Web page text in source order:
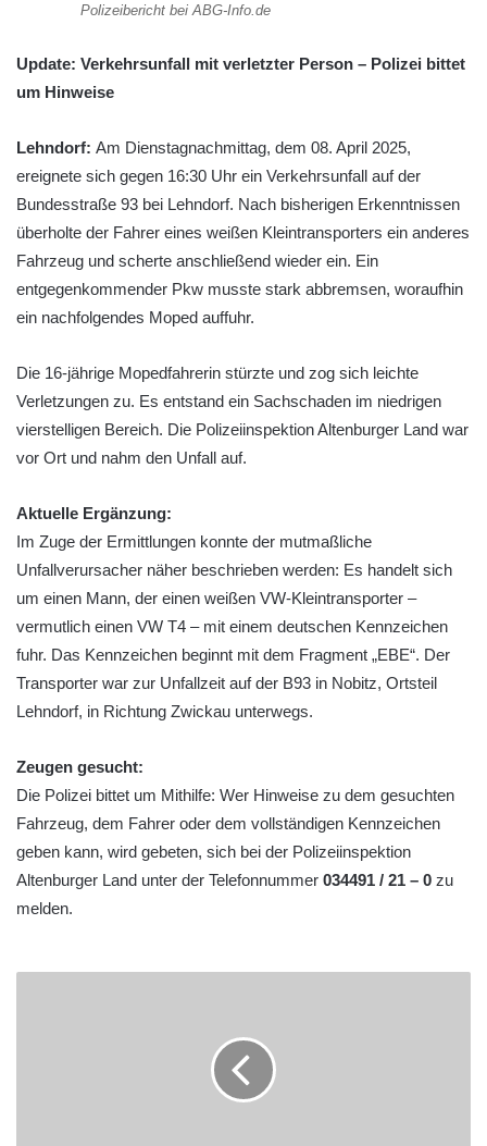
Polizeibericht bei ABG-Info.de
Update: Verkehrsunfall mit verletzter Person – Polizei bittet
um Hinweise
Lehndorf: Am Dienstagnachmittag, dem 08. April 2025,
ereignete sich gegen 16:30 Uhr ein Verkehrsunfall auf der
Bundesstraße 93 bei Lehndorf. Nach bisherigen Erkenntnissen
überholte der Fahrer eines weißen Kleintransporters ein anderes
Fahrzeug und scherte anschließend wieder ein. Ein
entgegenkommender Pkw musste stark abbremsen, woraufhin
ein nachfolgendes Moped auffuhr.
Die 16-jährige Mopedfahrerin stürzte und zog sich leichte
Verletzungen zu. Es entstand ein Sachschaden im niedrigen
vierstelligen Bereich. Die Polizeiinspektion Altenburger Land war
vor Ort und nahm den Unfall auf.
Aktuelle Ergänzung:
Im Zuge der Ermittlungen konnte der mutmaßliche
Unfallverursacher näher beschrieben werden: Es handelt sich
um einen Mann, der einen weißen VW-Kleintransporter –
vermutlich einen VW T4 – mit einem deutschen Kennzeichen
fuhr. Das Kennzeichen beginnt mit dem Fragment „EBE“. Der
Transporter war zur Unfallzeit auf der B93 in Nobitz, Ortsteil
Lehndorf, in Richtung Zwickau unterwegs.
Zeugen gesucht:
Die Polizei bittet um Mithilfe: Wer Hinweise zu dem gesuchten
Fahrzeug, dem Fahrer oder dem vollständigen Kennzeichen
geben kann, wird gebeten, sich bei der Polizeiinspektion
Altenburger Land unter der Telefonnummer 034491 / 21 – 0 zu
melden.